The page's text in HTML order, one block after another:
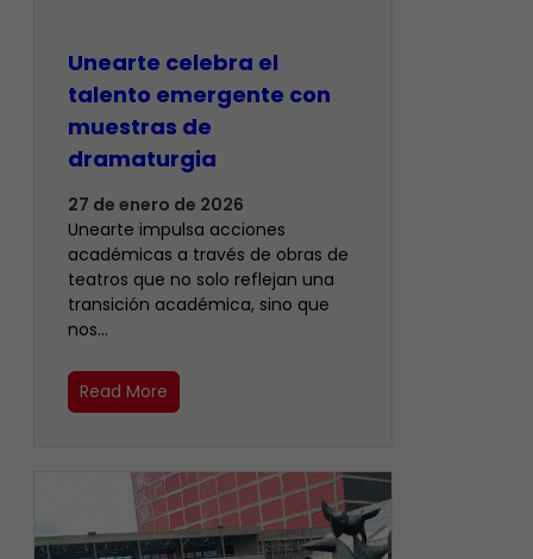
Unearte celebra el
talento emergente con
muestras de
dramaturgia
27 de enero de 2026
Unearte impulsa acciones
académicas a través de obras de
teatros que no solo reflejan una
transición académica, sino que
nos…
Read More